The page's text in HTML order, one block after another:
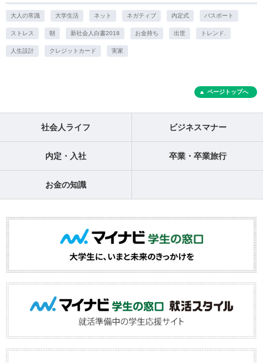
大人の常識 大学生活 ネット ネガティブ 内定式 パスポート
ストレス 朝 新社会人白書2018 お金持ち 出世 トレンド.
人生設計 クレジットカード 実家
ページトップへ
社会人ライフ ビジネスマナー
内定・入社 卒業・卒業旅行
お金の知識